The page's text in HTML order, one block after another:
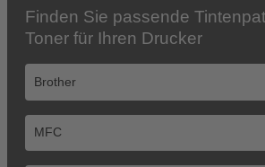
Finden Sie passende
Toner für Ihren Drucker